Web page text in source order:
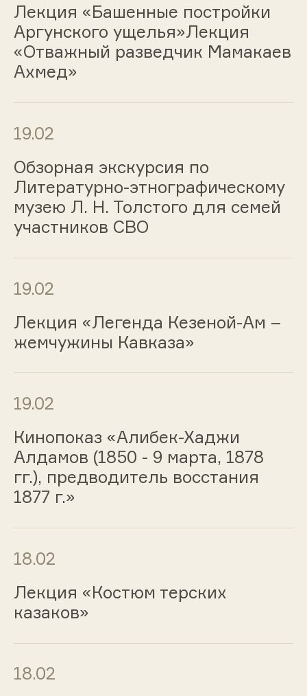
Лекция «Башенные постройки
Аргунского ущелья»Лекция
«Отважный разведчик Мамакаев
Ахмед»
19.02
Обзорная экскурсия по
Литературно-этнографическому
музею Л. Н. Толстого для семей
участников СВО
19.02
Лекция «Легенда Кезеной-Ам –
жемчужины Кавказа»
19.02
Кинопоказ «Алибек-Хаджи
Алдамов (1850 - 9 марта, 1878
гг.), предводитель восстания
1877 г.»
18.02
Лекция «Костюм терских
казаков»
18.02